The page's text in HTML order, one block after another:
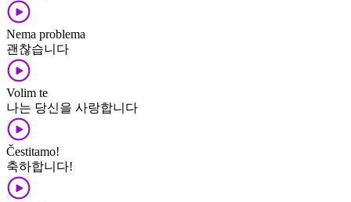
Nema problema
괜찮습니다
Volim te
나는 당신을 사랑합니다
Čestitamo!
축하합니다!